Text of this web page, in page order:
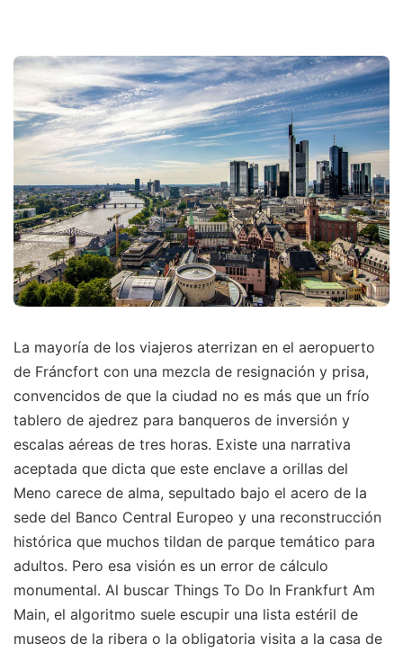
La mayoría de los viajeros aterrizan en el aeropuerto
de Fráncfort con una mezcla de resignación y prisa,
convencidos de que la ciudad no es más que un frío
tablero de ajedrez para banqueros de inversión y
escalas aéreas de tres horas. Existe una narrativa
aceptada que dicta que este enclave a orillas del
Meno carece de alma, sepultado bajo el acero de la
sede del Banco Central Europeo y una reconstrucción
histórica que muchos tildan de parque temático para
adultos. Pero esa visión es un error de cálculo
monumental. Al buscar Things To Do In Frankfurt Am
Main, el algoritmo suele escupir una lista estéril de
museos de la ribera o la obligatoria visita a la casa de